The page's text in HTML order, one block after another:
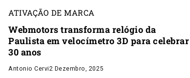
ATIVAÇÃO DE MARCA
Webmotors transforma relógio da
Paulista em velocímetro 3D para celebrar
30 anos
Antonio Cervi2 Dezembro, 2025